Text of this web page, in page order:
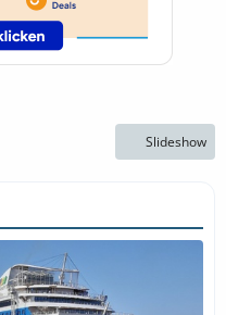
Slideshow